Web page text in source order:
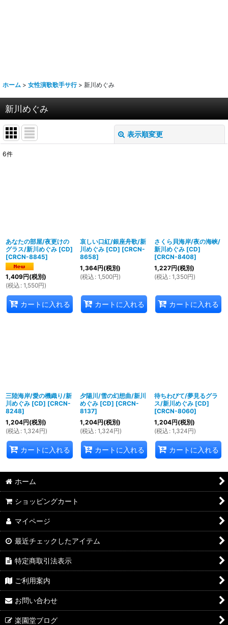
ホーム > 女性演歌歌手サ行 > 新川めぐみ
新川めぐみ
表示順変更
6件
あなたの部屋/夜更けの
グラス/新川めぐみ [CD]
[CRCN-8845]
1,409円(税別)
(税込 : 1,550円)
カートに入れる
哀しい口紅/銀座舟歌/新
川めぐみ [CD] [CRCN-
8658]
1,364円(税別)
(税込 : 1,500円)
カートに入れる
さくら貝海岸/夜の海峡/
新川めぐみ [CD]
[CRCN-8408]
1,227円(税別)
(税込 : 1,350円)
カートに入れる
三陸海岸/愛の機織り/新
川めぐみ [CD] [CRCN-
8248]
1,204円(税別)
(税込 : 1,324円)
カートに入れる
夕陽川/雪の幻想曲/新川
めぐみ [CD] [CRCN-
8137]
1,204円(税別)
(税込 : 1,324円)
カートに入れる
待ちわびて/夢見るグラ
ス/新川めぐみ [CD]
[CRCN-8060]
1,204円(税別)
(税込 : 1,324円)
カートに入れる
ホーム
ショッピングカート
マイページ
最近チェックしたアイテム
特定商取引法表示
ご利用案内
お問い合わせ
楽園堂ブログ